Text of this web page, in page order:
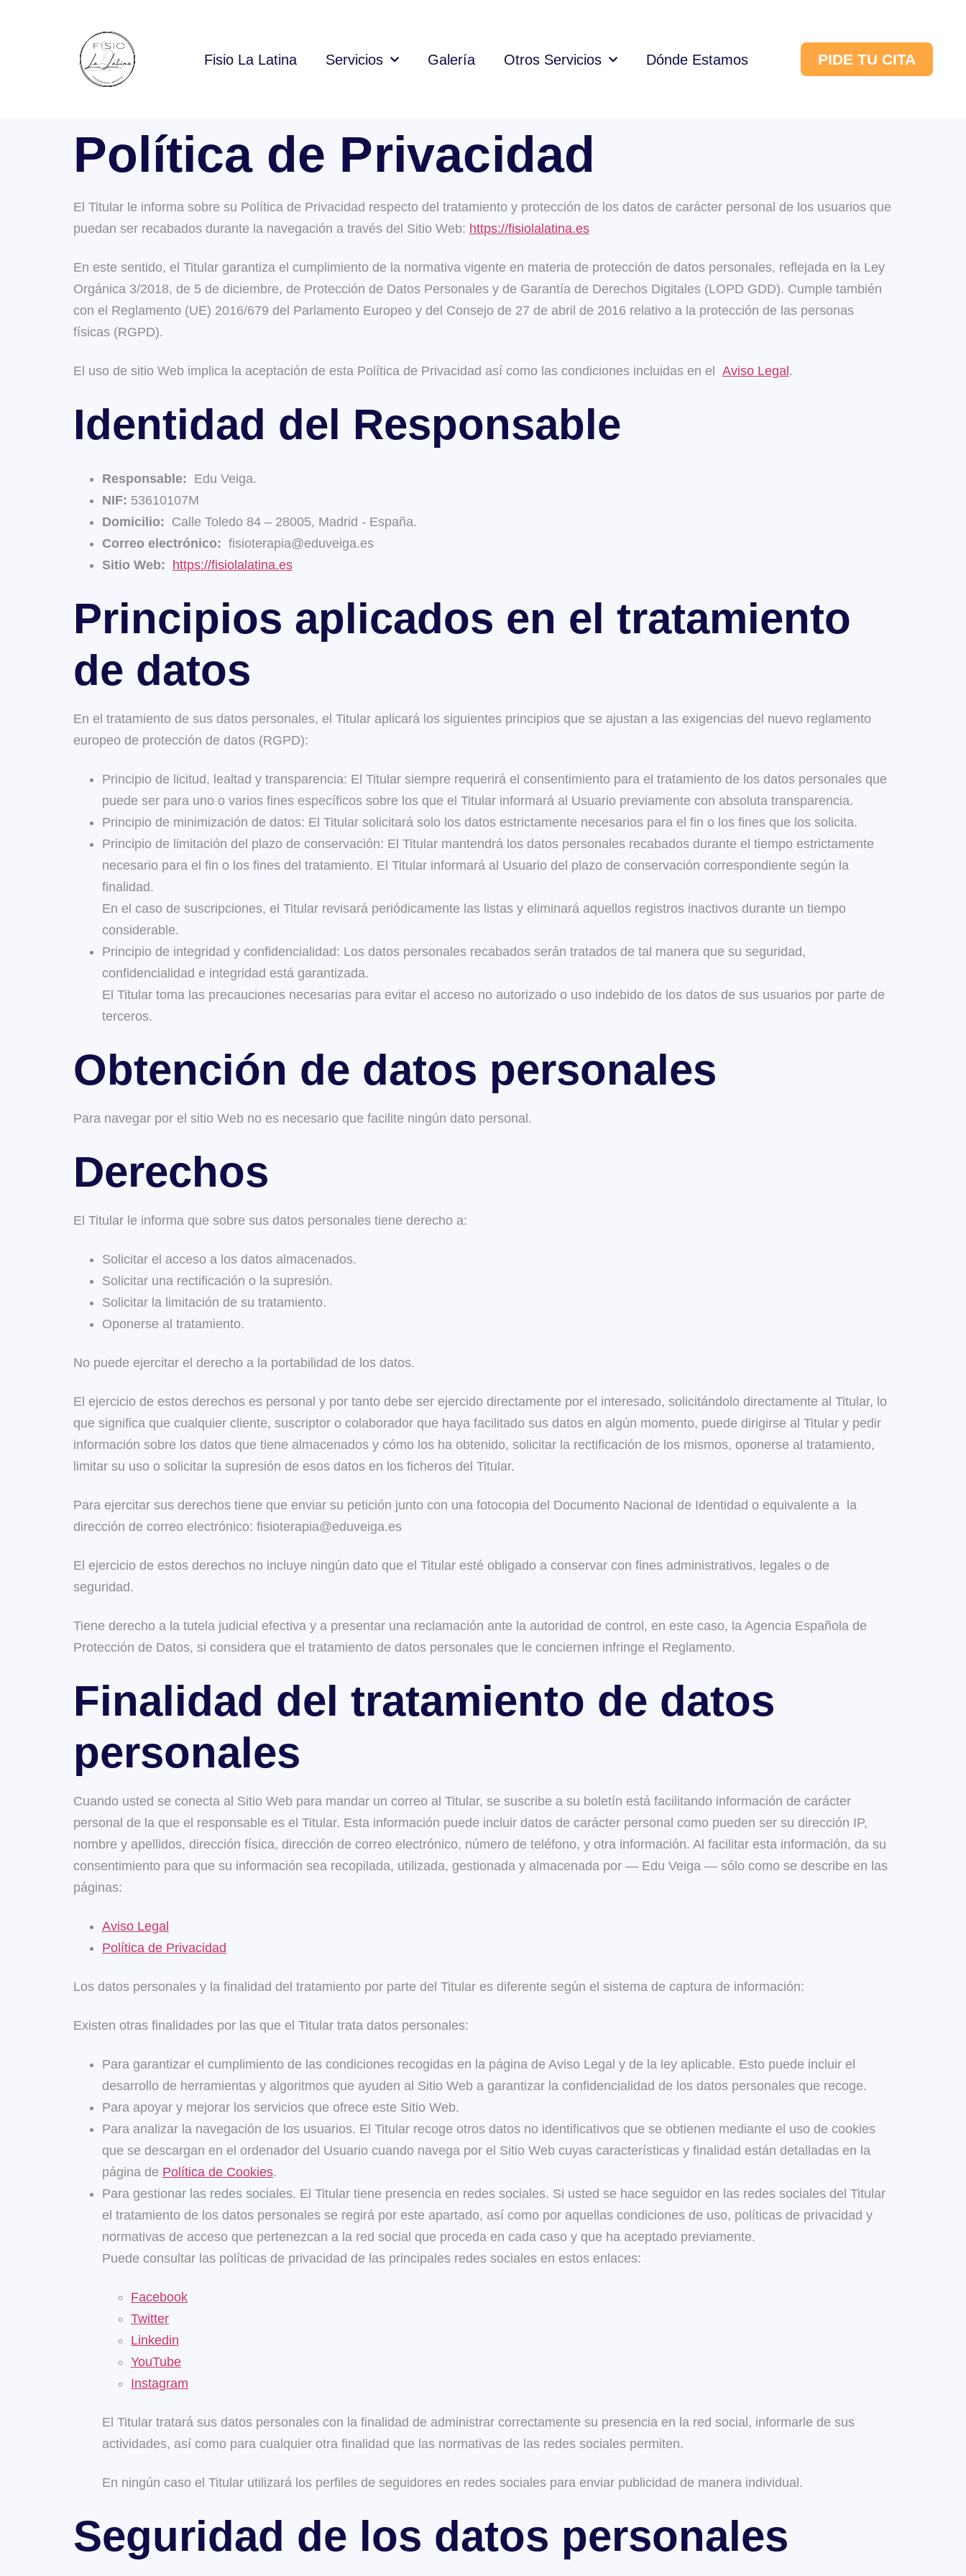
Fisio La Latina Servicios Galería Otros Servicios Dónde Estamos PIDE TU CITA
Política de Privacidad
El Titular le informa sobre su Política de Privacidad respecto del tratamiento y protección de los datos de carácter personal de los usuarios que
puedan ser recabados durante la navegación a través del Sitio Web: https://fisiolalatina.es
En este sentido, el Titular garantiza el cumplimiento de la normativa vigente en materia de protección de datos personales, reflejada en la Ley
Orgánica 3/2018, de 5 de diciembre, de Protección de Datos Personales y de Garantía de Derechos Digitales (LOPD GDD). Cumple también
con el Reglamento (UE) 2016/679 del Parlamento Europeo y del Consejo de 27 de abril de 2016 relativo a la protección de las personas
físicas (RGPD).
El uso de sitio Web implica la aceptación de esta Política de Privacidad así como las condiciones incluidas en el Aviso Legal .
Identidad del Responsable
Responsable: Edu Veiga.
NIF: 53610107M
Domicilio: Calle Toledo 84 – 28005, Madrid - España.
Correo electrónico: fisioterapia@eduveiga.es
Sitio Web:
https://fisiolalatina.es
Principios aplicados en el tratamiento
de datos
En el tratamiento de sus datos personales, el Titular aplicará los siguientes principios que se ajustan a las exigencias del nuevo reglamento
europeo de protección de datos (RGPD):
Principio de licitud, lealtad y transparencia: El Titular siempre requerirá el consentimiento para el tratamiento de los datos personales que
puede ser para uno o varios fines específicos sobre los que el Titular informará al Usuario previamente con absoluta transparencia.
Principio de minimización de datos: El Titular solicitará solo los datos estrictamente necesarios para el fin o los fines que los solicita.
Principio de limitación del plazo de conservación: El Titular mantendrá los datos personales recabados durante el tiempo estrictamente
necesario para el fin o los fines del tratamiento. El Titular informará al Usuario del plazo de conservación correspondiente según la
finalidad.
En el caso de suscripciones, el Titular revisará periódicamente las listas y eliminará aquellos registros inactivos durante un tiempo
considerable.
Principio de integridad y confidencialidad: Los datos personales recabados serán tratados de tal manera que su seguridad,
confidencialidad e integridad está garantizada.
El Titular toma las precauciones necesarias para evitar el acceso no autorizado o uso indebido de los datos de sus usuarios por parte de
terceros.
Obtención de datos personales
Para navegar por el sitio Web no es necesario que facilite ningún dato personal.
Derechos
El Titular le informa que sobre sus datos personales tiene derecho a:
Solicitar el acceso a los datos almacenados.
Solicitar una rectificación o la supresión.
Solicitar la limitación de su tratamiento.
Oponerse al tratamiento.
No puede ejercitar el derecho a la portabilidad de los datos.
El ejercicio de estos derechos es personal y por tanto debe ser ejercido directamente por el interesado, solicitándolo directamente al Titular, lo
que significa que cualquier cliente, suscriptor o colaborador que haya facilitado sus datos en algún momento, puede dirigirse al Titular y pedir
información sobre los datos que tiene almacenados y cómo los ha obtenido, solicitar la rectificación de los mismos, oponerse al tratamiento,
limitar su uso o solicitar la supresión de esos datos en los ficheros del Titular.
Para ejercitar sus derechos tiene que enviar su petición junto con una fotocopia del Documento Nacional de Identidad o equivalente a la
dirección de correo electrónico: fisioterapia@eduveiga.es
El ejercicio de estos derechos no incluye ningún dato que el Titular esté obligado a conservar con fines administrativos, legales o de
seguridad.
Tiene derecho a la tutela judicial efectiva y a presentar una reclamación ante la autoridad de control, en este caso, la Agencia Española de
Protección de Datos, si considera que el tratamiento de datos personales que le conciernen infringe el Reglamento.
Finalidad del tratamiento de datos
personales
Cuando usted se conecta al Sitio Web para mandar un correo al Titular, se suscribe a su boletín está facilitando información de carácter
personal de la que el responsable es el Titular. Esta información puede incluir datos de carácter personal como pueden ser su dirección IP,
nombre y apellidos, dirección física, dirección de correo electrónico, número de teléfono, y otra información. Al facilitar esta información, da su
consentimiento para que su información sea recopilada, utilizada, gestionada y almacenada por — Edu Veiga — sólo como se describe en las
páginas:
Aviso Legal
Política de Privacidad
Los datos personales y la finalidad del tratamiento por parte del Titular es diferente según el sistema de captura de información:
Existen otras finalidades por las que el Titular trata datos personales:
Para garantizar el cumplimiento de las condiciones recogidas en la página de Aviso Legal y de la ley aplicable. Esto puede incluir el
desarrollo de herramientas y algoritmos que ayuden al Sitio Web a garantizar la confidencialidad de los datos personales que recoge.
Para apoyar y mejorar los servicios que ofrece este Sitio Web.
Para analizar la navegación de los usuarios. El Titular recoge otros datos no identificativos que se obtienen mediante el uso de cookies
que se descargan en el ordenador del Usuario cuando navega por el Sitio Web cuyas características y finalidad están detalladas en la
página de Política de Cookies.
Para gestionar las redes sociales. El Titular tiene presencia en redes sociales. Si usted se hace seguidor en las redes sociales del Titular
el tratamiento de los datos personales se regirá por este apartado, así como por aquellas condiciones de uso, políticas de privacidad y
normativas de acceso que pertenezcan a la red social que proceda en cada caso y que ha aceptado previamente.
Puede consultar las políticas de privacidad de las principales redes sociales en estos enlaces:
Facebook
Twitter
Linkedin
YouTube
Instagram
El Titular tratará sus datos personales con la finalidad de administrar correctamente su presencia en la red social, informarle de sus
actividades, así como para cualquier otra finalidad que las normativas de las redes sociales permiten.
En ningún caso el Titular utilizará los perfiles de seguidores en redes sociales para enviar publicidad de manera individual.
Seguridad de los datos personales